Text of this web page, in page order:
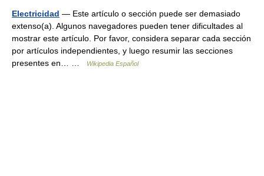
Electricidad — Este artículo o sección puede ser demasiado
extenso(a). Algunos navegadores pueden tener dificultades al
mostrar este artículo. Por favor, considera separar cada sección
por artículos independientes, y luego resumir las secciones
presentes en… …
Wikipedia Español